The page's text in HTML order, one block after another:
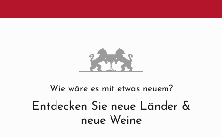
Wie wäre es mit etwas neuem?
Entdecken Sie neue Länder &
neue Weine